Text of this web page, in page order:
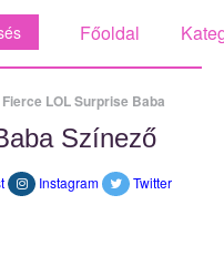
Főoldal
Fierce LOL Surprise Baba
Színező
Instagram Twitter